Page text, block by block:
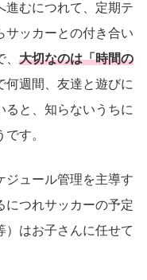
進むにつれて、定期テ
サッカーとの付き合い
大切なのは「時間の
何週間、友達と遊びに
ると、知らないうちに
す。
ジュール管理を主導す
につれサッカーの予定
）はお子さんに任せて